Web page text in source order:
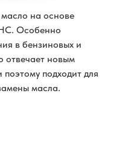
на основе
Особенно
в бензиновых и
отвечает новым
подходит для
масла.